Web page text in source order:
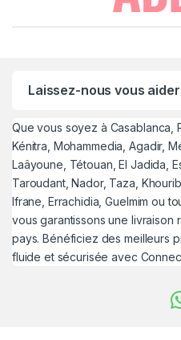
Laissez-nous vous aider
Que vous soyez à Casablanca,
Kénitra, Mohammedia, Agadir,
Laâyoune, Tétouan, El Jadida,
Taroudant, Nador, Taza,
Ifrane, Errachidia, Guelmim ou
vous garantissons une
pays. Bénéficiez des meilleurs
fluide et sécurisée avec